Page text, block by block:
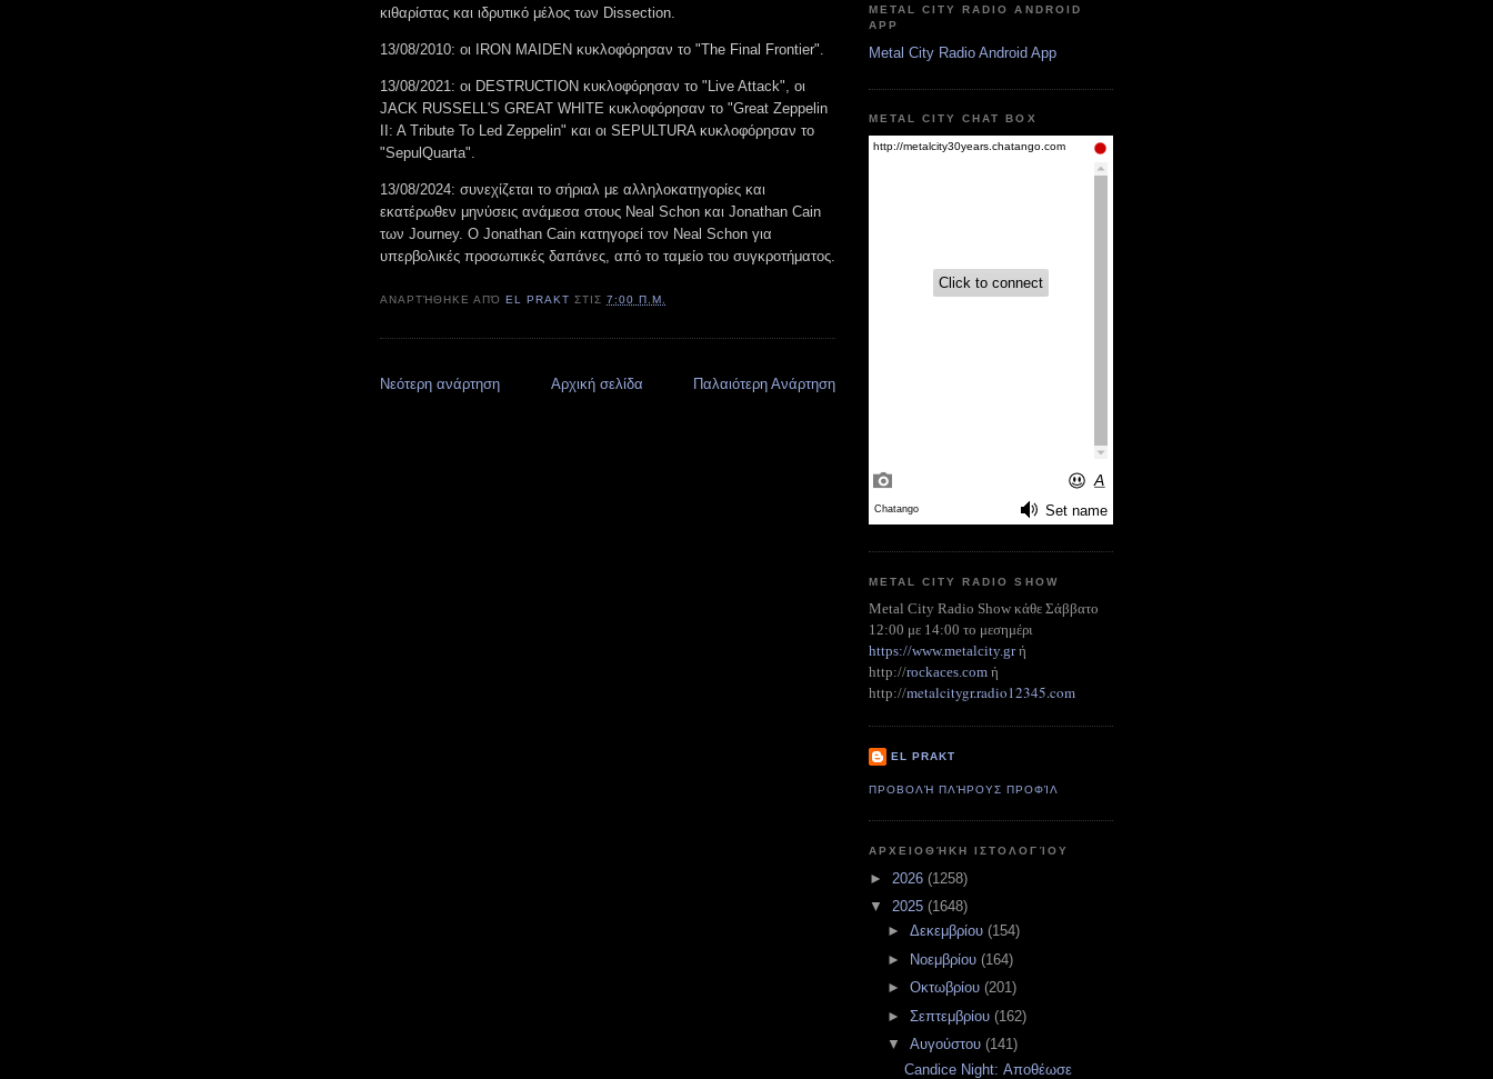
κιθαρίστας και ιδρυτικό μέλος των Dissection.
13/08/2010: οι IRON MAIDEN κυκλοφόρησαν το "The Final Frontier".
13/08/2021: οι DESTRUCTION κυκλοφόρησαν το "Live Attack", οι
JACK RUSSELL'S GREAT WHITE κυκλοφόρησαν το "Great Zeppelin
II: A Tribute To Led Zeppelin" και οι SEPULTURA κυκλοφόρησαν το
"SepulQuarta".
13/08/2024: συνεχίζεται το σήριαλ με αλληλοκατηγορίες και
εκατέρωθεν μηνύσεις ανάμεσα στους Neal Schon και Jonathan Cain
των Journey. Ο Jonathan Cain κατηγορεί τον Neal Schon για
υπερβολικές προσωπικές δαπάνες, από το ταμείο του συγκροτήματος.
ΑΝΑΡΤΉΘΗΚΕ ΑΠΌEL PRAKT ΣΤΙΣ7:00 Π.Μ.
Νεότερη ανάρτηση Παλαιότερη Ανάρτηση
Αρχική σελίδα
METAL CITY RADIO ANDROID
APP
Metal City Radio Android App
METAL CITY CHAT BOX
METAL CITY RADIO SHOW
Metal City Radio Show κάθε Σάββατο
12:00 με 14:00 το μεσημέρι
https://www.metalcity.grή
http://rockaces.com ή
http://metalcitygr.radio12345.com
EL PRAKT
ΠΡΟΒΟΛΉ ΠΛΉΡΟΥΣ ΠΡΟΦΊΛ
ΑΡΧΕΙΟΘΉΚΗ ΙΣΤΟΛΟΓΊΟΥ
► 2026 (1258)
▼ 2025 (1648)
► Δεκεμβρίου (154)
►
Νοεμβρίου (164)
► Οκτωβρίου (201)
► Σεπτεμβρίου (162)
▼ Αυγούστου (141)
Candice Night: Αποθέωσε